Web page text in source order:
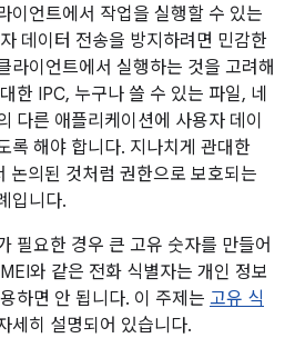
이언트에서 작업을 실행할 수 있는
데이터 전송을 방지하려면 민감한
라이언트에서 실행하는 것을 고려해
한 IPC, 누구나 쓸 수 있는 파일, 네
다른 애플리케이션에 사용자 데이
록 해야 합니다. 지나치게 관대한
논의된 것처럼 권한으로 보호되는
입니다.
필요한 경우 큰 고유 숫자를 만들어
와 같은 전화 식별자는 개인 정보
하면 안 됩니다. 이 주제는 고유 식
세히 설명되어 있습니다.